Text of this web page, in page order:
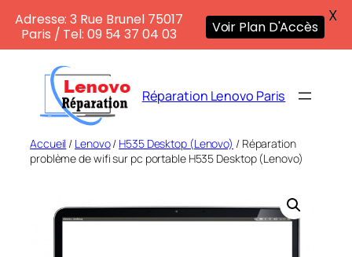
contenu
Réparation Lenovo Paris
Accueil / Lenovo/ H535 Desktop (Lenovo) / Réparation
problème de wifi sur pc portable H535 Desktop (Lenovo)
Adresse: 3 Rue Brunel 75017
Paris / Tel: 09 54 37 04 03
Voir Plan D'Accès
X